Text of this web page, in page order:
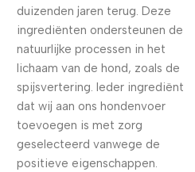
duizenden jaren terug. Deze
ingrediënten ondersteunen de
natuurlijke processen in het
lichaam van de hond, zoals de
spijsvertering. Ieder ingrediënt
dat wij aan ons hondenvoer
toevoegen is met zorg
geselecteerd vanwege de
positieve eigenschappen.